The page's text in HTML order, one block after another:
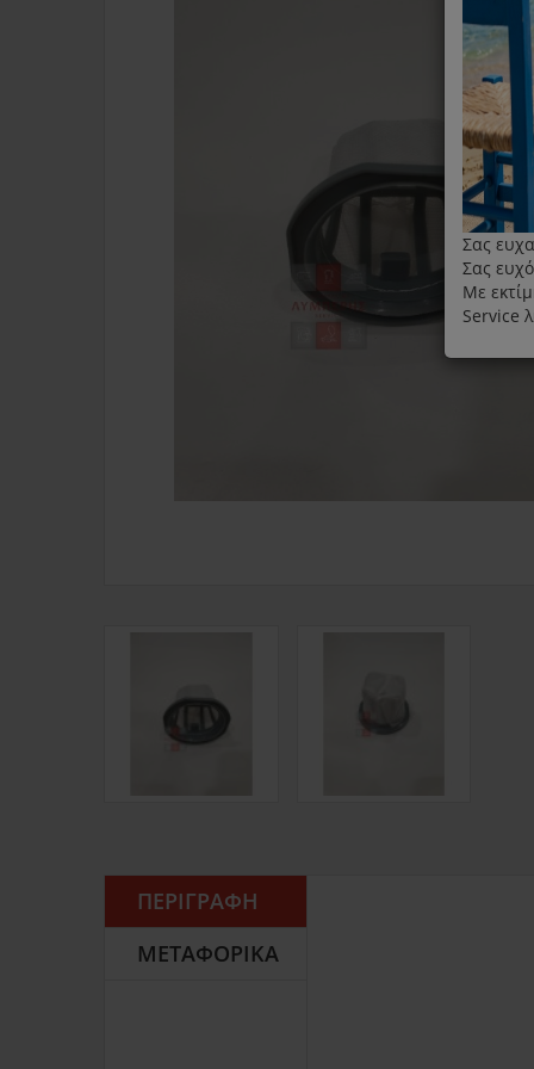
ΠΕΡΙΓΡΑΦΉ
ΜΕΤΑΦΟΡΙΚΆ
Σας
Σας
Με
Service